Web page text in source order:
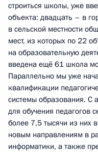
строиться школы, уже
объекта: двадцать – в
в сельской местности
мест, из которых по 22
на образовательную
введена ещё 61 школа
Параллельно мы уже
квалификации
системы образования. С
для обучения педагогов
более 7,5 тысячи из них
новым направлениям в
информатики, а также